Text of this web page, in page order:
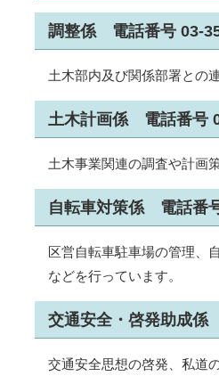
調整係 電話番号 03-
土木部内及び関係部署との
土木計画係 電話番号
土木事業関連の調査や計画
自転車対策係 電話番
区営自転車駐車場の管理、
などを行っています。
交通安全・啓発助成
交通安全思想の啓発、私道